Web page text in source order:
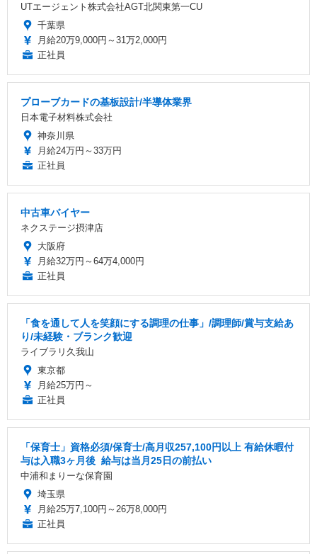
UTエージェント株式会社AGT北関東第一CU
千葉県
月給20万9,000円～31万2,000円
正社員
プローブカードの基板設計/半導体業界
日本電子材料株式会社
神奈川県
月給24万円～33万円
正社員
中古車バイヤー
ネクステージ摂津店
大阪府
月給32万円～64万4,000円
正社員
「食を通して人を笑顔にする調理の仕事」/調理師/賞与支給あ
り/未経験・ブランク歓迎
ライブラリ久我山
東京都
月給25万円～
正社員
「保育士」資格必須/保育士/️高月収257,100円以上 ️有給休暇付
与は入職3ヶ月後 ️ 給与は当月25日の前払い
中浦和まりーな保育園
埼玉県
月給25万7,100円～26万8,000円
正社員